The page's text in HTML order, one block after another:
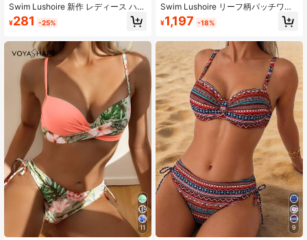
1.3K フォロワー
Swim Lushoire 新作 レディース ハイ
ウエスト ビキニボトム、スポーツ用
トロピカルパームプリント フィット
¥281 -25%
11
Swim Lushoire リーフ柄パッチワー
ク ビキニセット レディース 夏 ビー
チ
¥1,197 -18%
9